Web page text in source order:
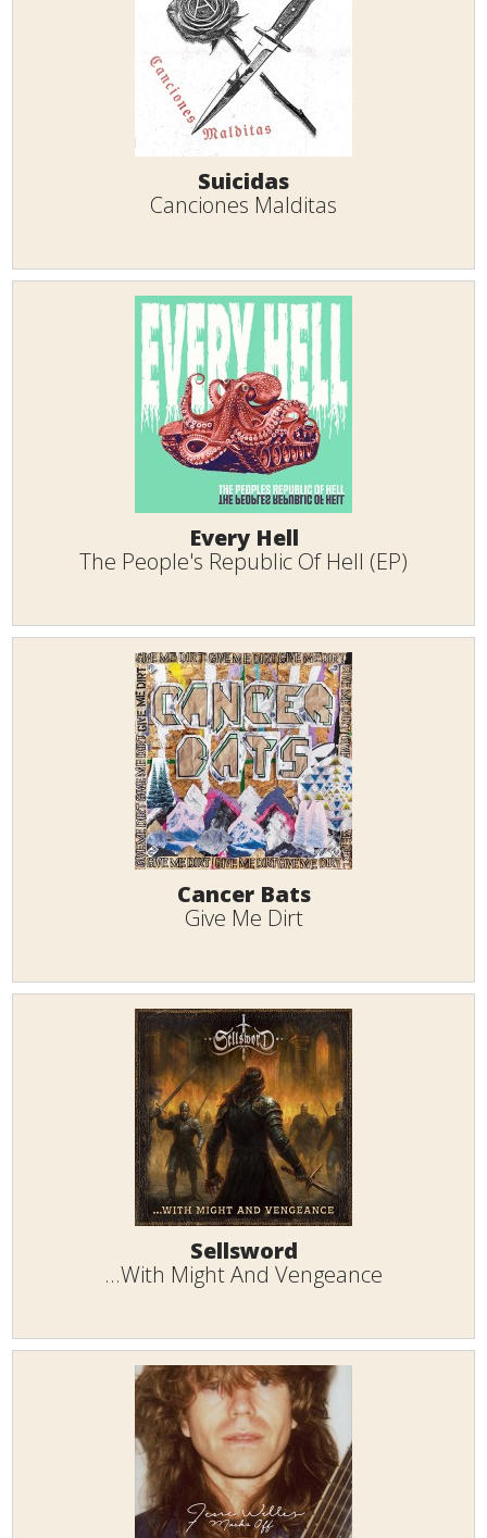
Suicidas
Canciones Malditas
Every Hell
The People's Republic Of Hell (EP)
Cancer Bats
Give Me Dirt
Sellsword
...With Might And Vengeance